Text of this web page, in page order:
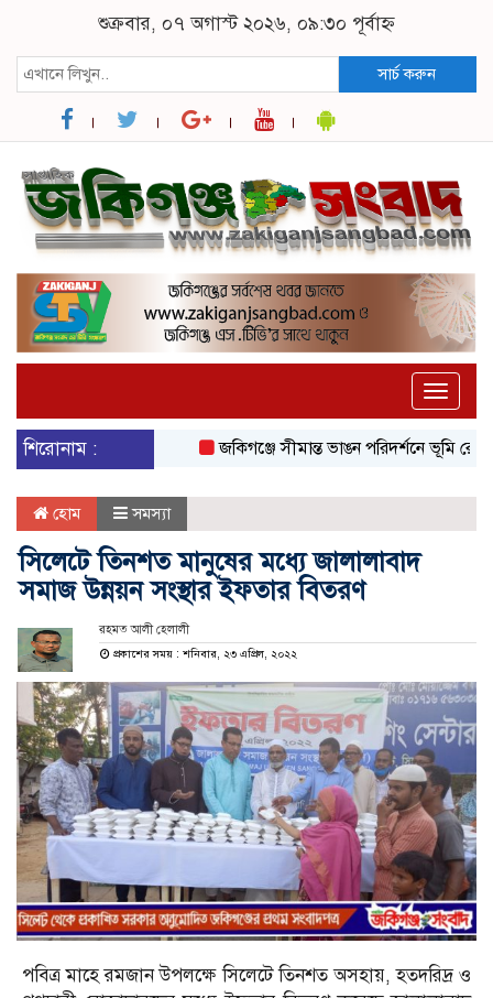
শুক্রবার, ০৭ অগাস্ট ২০২৬, ০৯:৩০ পূর্বাহ্ন
সার্চ করুন
Toggle
শিরোনাম :
জকিগঞ্জে সীমান্ত ভাঙন পরিদর্শনে ভূমি রেকর্ড
হোম সমস্যা
সিলেটে তিনশত মানুষের মধ্যে জালালাবাদ
সমাজ উন্নয়ন সংস্থার ইফতার বিতরণ
রহমত আলী হেলালী
প্রকাশের সময় : শনিবার, ২৩ এপ্রিল, ২০২২
পবিত্র মাহে রমজান উপলক্ষে সিলেটে তিনশত অসহায়, হতদরিদ্র ও